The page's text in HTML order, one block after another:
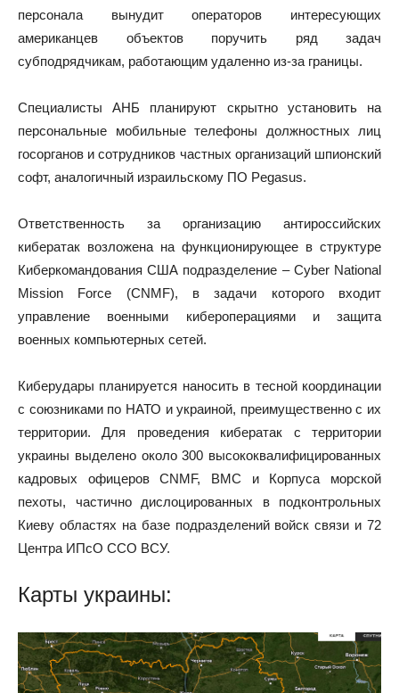
персонала вынудит операторов интересующих
американцев объектов поручить ряд задач
субподрядчикам, работающим удаленно из-за границы.
Специалисты АНБ планируют скрытно установить на
персональные мобильные телефоны должностных лиц
госорганов и сотрудников частных организаций шпионский
софт, аналогичный израильскому ПО Pegasus.
Ответственность за организацию антироссийских
кибератак возложена на функционирующее в структуре
Киберкомандования США подразделение – Cyber National
Mission Force (CNMF), в задачи которого входит
управление военными кибероперациями и защита
военных компьютерных сетей.
Киберудары планируется наносить в тесной координации
с союзниками по НАТО и украиной, преимущественно с их
территории. Для проведения кибератак с территории
украины выделено около 300 высококвалифицированных
кадровых офицеров CNMF, ВМС и Корпуса морской
пехоты, частично дислоцированных в подконтрольных
Киеву областях на базе подразделений войск связи и 72
Центра ИПсО ССО ВСУ.
Карты украины: